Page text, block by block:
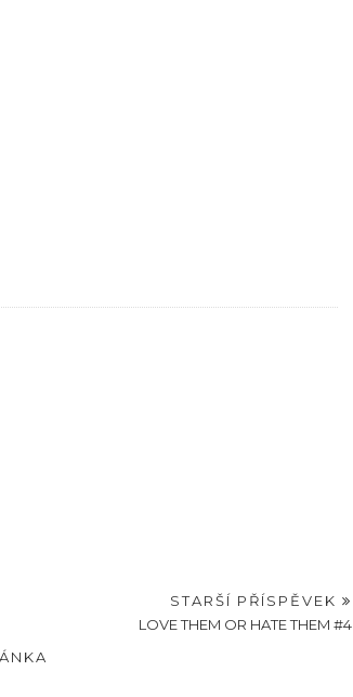
STARŠÍ PŘÍSPĚVEK
LOVE THEM OR HATE THEM #4